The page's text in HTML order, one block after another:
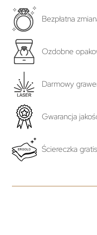
Bezpłatna
Ozdobne
Darmowy
Gwarancja
Ściereczka gratis